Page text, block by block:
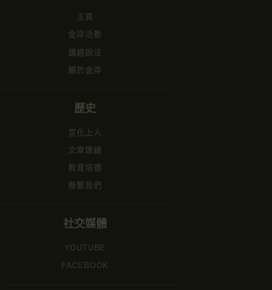
主頁
金岸活動
講經說法
關於金岸
歷史
宣化上人
文章匯總
教育培德
聯繫我們
社交媒體
YOUTUBE
FACEBOOK